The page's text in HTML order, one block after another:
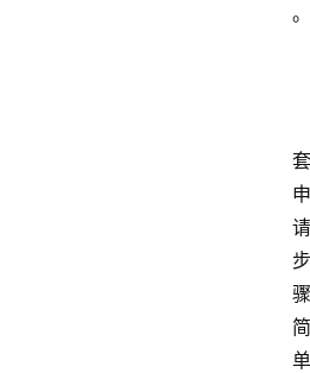
。
套
申
请
步
骤
简
单